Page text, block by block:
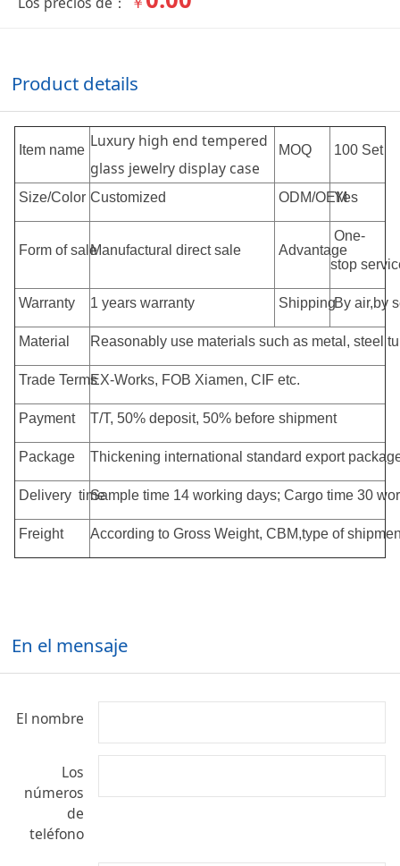
Product details
Item name Luxury high end tempered
glass jewelry display case
MOQ 100 Set
Size/Color Customized ODM/OEM
Yes
Form of saleManufactural direct sale Advantage
One-
stop
Warranty 1 years warranty ShippingBy air,by
Material Reasonably use materials such as metal, steel
Trade TermsEX-Works, FOB Xiamen, CIF etc.
Payment T/T, 50% deposit, 50% before shipment
Package Thickening international standard export
Delivery timeSample time 14 working days; Cargo time 30
Freight According to Gross Weight, CBM,type of
En el mensaje
El nombre
Los
números
de
teléfono